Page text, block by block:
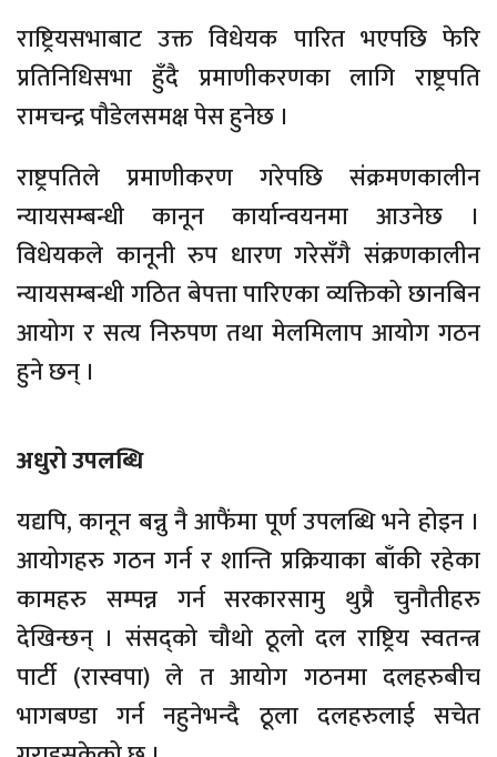
राष्ट्रियसभाबाट उक्त विधेयक पारित भएपछि फेरि
प्रतिनिधिसभा हुँदै प्रमाणीकरणका लागि राष्ट्रपति
रामचन्द्र पौडेलसमक्ष पेस हुनेछ ।
राष्ट्रपतिले प्रमाणीकरण गरेपछि संक्रमणकालीन
न्यायसम्बन्धी कानून कार्यान्वयनमा आउनेछ ।
विधेयकले कानूनी रुप धारण गरेसँगै संक्रणकालीन
न्यायसम्बन्धी गठित बेपत्ता पारिएका व्यक्तिको छानबिन
आयोग र सत्य निरुपण तथा मेलमिलाप आयोग गठन
हुने छन् ।
अधुरो उपलब्धि
यद्यपि, कानून बन्नु नै आफैंमा पूर्ण उपलब्धि भने होइन ।
आयोगहरु गठन गर्न र शान्ति प्रक्रियाका बाँकी रहेका
कामहरु सम्पन्न गर्न सरकारसामु थुप्रै चुनौतीहरु
देखिन्छन् । संसद्को चौथो ठूलो दल राष्ट्रिय स्वतन्त्र
पार्टी (रास्वपा) ले त आयोग गठनमा दलहरुबीच
भागबण्डा गर्न नहुनेभन्दै ठूला दलहरुलाई सचेत